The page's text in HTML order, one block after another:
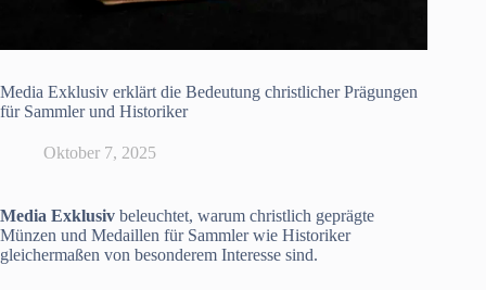
Media Exklusiv erklärt die Bedeutung christlicher Prägungen
für Sammler und Historiker
Oktober 7, 2025
Media Exklusiv beleuchtet, warum christlich geprägte
Münzen und Medaillen für Sammler wie Historiker
gleichermaßen von besonderem Interesse sind.